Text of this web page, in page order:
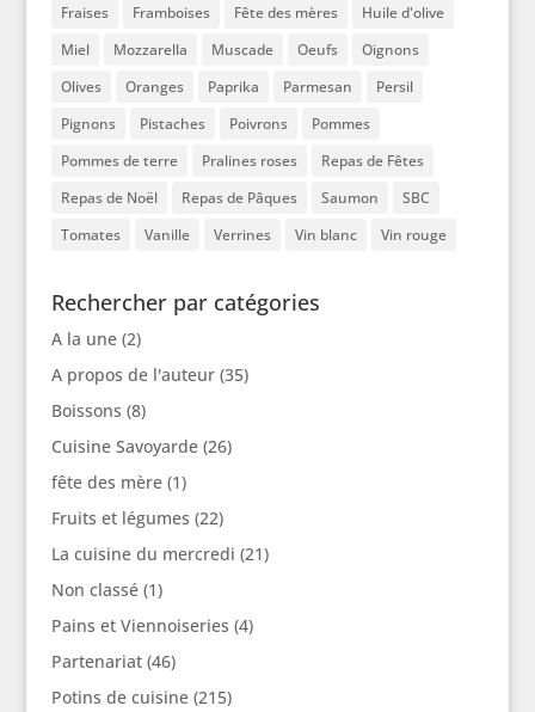
Fraises Framboises Fête des mères
Huile d'olive
Miel
Mozzarella Muscade Oeufs
Oignons
Olives
Oranges Paprika Parmesan
Persil
Pignons
Pistaches Poivrons
Pommes
Pommes de terre
Pralines roses
Repas de Fêtes
Repas de Noël
Repas de Pâques Saumon
SBC
Tomates
Vanille Verrines Vin blanc Vin rouge
Rechercher par catégories
A la une(2)
A propos de l'auteur(35)
Boissons (8)
Cuisine Savoyarde(26)
fête des mère(1)
Fruits et légumes (22)
La cuisine du mercredi (21)
Non classé(1)
Pains et Viennoiseries (4)
Partenariat(46)
Potins de cuisine(215)